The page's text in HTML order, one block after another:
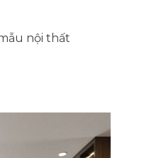
nội thất